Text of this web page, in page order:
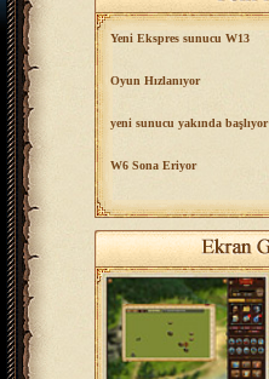
Yeni Ekspres sunucu W13
Oyun Hızlanıyor
yeni sunucu yakında başlıyor
W6 Sona Eriyor